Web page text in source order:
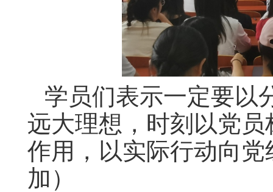
学员们表示一定要以
远大理想，时刻以党
作用，以实际行动向
加）